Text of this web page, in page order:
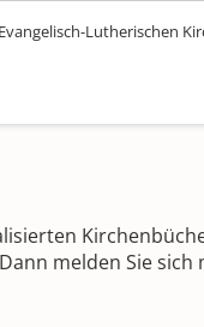
Lutherischen
melden Sie sich